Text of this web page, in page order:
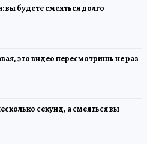
вы будете смеяться долго
это видео пересмотришь не раз
секунд, а смеяться вы